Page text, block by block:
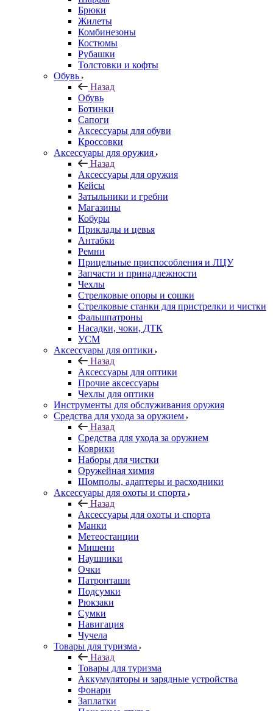
Брюки
Жилеты
Комбинезоны
Костюмы
Рубашки
Толстовки и кофты
Обувь
Назад
Обувь
Ботинки
Сапоги
Аксессуары для обуви
Кроссовки
Аксессуары для оружия
Назад
Аксессуары для оружия
Кейсы
Затыльники и гребни
Магазины
Кобуры
Приклады и цевья
Антабки
Ремни
Прицельные приспособления и ЛЦУ
Запчасти и принадлежности
Чехлы
Стрелковые опоры и сошки
Стрелковые станки для пристрелки и чистки
Фальшпатроны
Насадки, чоки, ДТК
УСМ
Аксессуары для оптики
Назад
Аксессуары для оптики
Прочие аксессуары
Чехлы для оптики
Инструменты для обслуживания оружия
Средства для ухода за оружием
Назад
Средства для ухода за оружием
Коврики
Наборы для чистки
Оружейная химия
Шомполы, адаптеры и расходники
Аксессуары для охоты и спорта
Назад
Аксессуары для охоты и спорта
Манки
Метеостанции
Мишени
Наушники
Очки
Патронташи
Подсумки
Рюкзаки
Сумки
Навигация
Чучела
Товары для туризма
Назад
Товары для туризма
Аккумуляторы и зарядные устройства
Фонари
Заплатки